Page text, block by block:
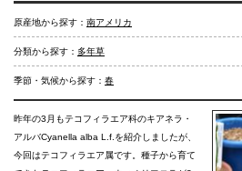
原産地から探す： 南アメリカ
分類から探す： 多年草
季節・気候から探す： 春
昨年の3月もテコフィラエア科のキアネラ・
アルバCyanella alba L.f.を紹介しましたが、
今回はテコフィラエア属です。種子から育て